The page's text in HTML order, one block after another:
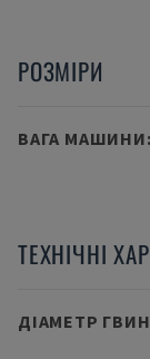
РОЗМІРИ
ВАГА МАШИНИ:
ТЕХНІЧНІ
ДІАМЕТР